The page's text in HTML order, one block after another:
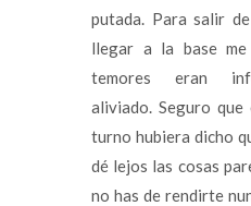
putada. Para salir
llegar a la base
temores eran
aliviado. Seguro
turno hubiera dicho
dé lejos las cosas
no has de rendirte